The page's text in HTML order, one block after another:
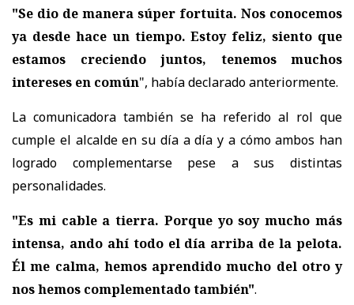
"Se dio de manera súper fortuita. Nos conocemos
ya desde hace un tiempo. Estoy feliz, siento que
estamos creciendo juntos, tenemos muchos
intereses en común", había declarado anteriormente.
La comunicadora también se ha referido al rol que
cumple el alcalde en su día a día y a cómo ambos han
logrado complementarse pese a sus distintas
personalidades.
"Es mi cable a tierra. Porque yo soy mucho más
intensa, ando ahí todo el día arriba de la pelota.
Él me calma, hemos aprendido mucho del otro y
nos hemos complementado también".